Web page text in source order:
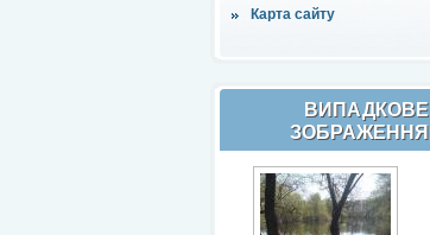
Карта сайту
ВИПАДКОВЕ
ЗОБРАЖЕННЯ